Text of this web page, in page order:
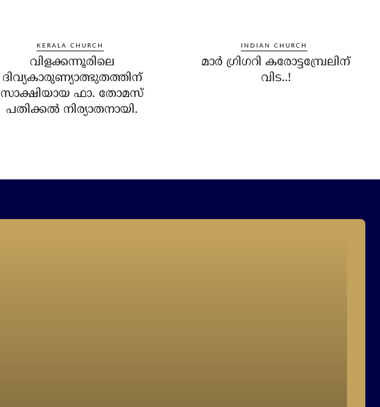
KERALA CHURCH
വിളക്കന്നൂരിലെ
ദിവ്യകാരുണ്യാത്ഭുതത്തിന്
സാക്ഷിയായ ഫാ. തോമസ്
പതിക്കല്‍ നിര്യാതനായി.
INDIAN CHURCH
മാര്‍ ഗ്രിഗറി കരോട്ടമ്പ്രേലിന്
വിട..!